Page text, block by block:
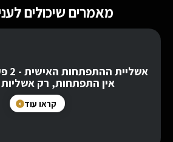
מאמרים שיכולים
אין התפתחות, רק
קראו עוד